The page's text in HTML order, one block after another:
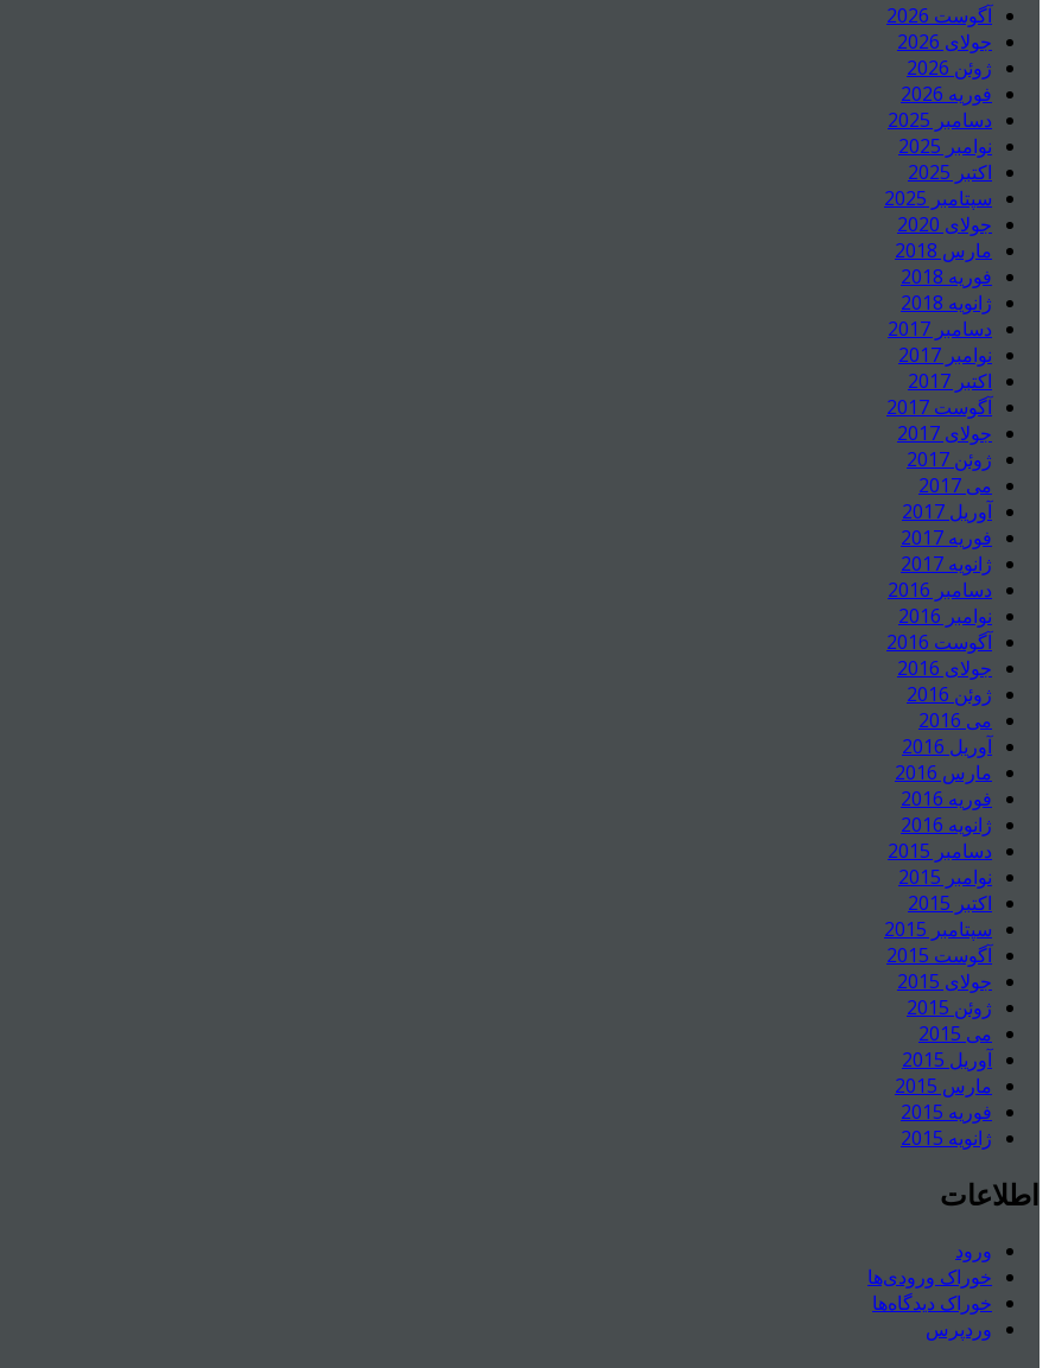
آگوست 2026
جولای 2026
ژوئن 2026
فوریه 2026
دسامبر 2025
نوامبر 2025
اکتبر 2025
سپتامبر 2025
جولای 2020
مارس 2018
فوریه 2018
ژانویه 2018
دسامبر 2017
نوامبر 2017
اکتبر 2017
آگوست 2017
جولای 2017
ژوئن 2017
می 2017
آوریل 2017
فوریه 2017
ژانویه 2017
دسامبر 2016
نوامبر 2016
آگوست 2016
جولای 2016
ژوئن 2016
می 2016
آوریل 2016
مارس 2016
فوریه 2016
ژانویه 2016
دسامبر 2015
نوامبر 2015
اکتبر 2015
سپتامبر 2015
آگوست 2015
جولای 2015
ژوئن 2015
می 2015
آوریل 2015
مارس 2015
فوریه 2015
ژانویه 2015
اطلاعات
ورود
خوراک ورودی‌ها
خوراک دیدگاه‌ها
وردپرس